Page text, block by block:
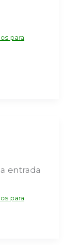
para
entrada
para